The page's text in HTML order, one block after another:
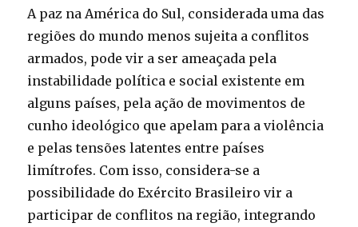
A paz na América do Sul, considerada uma das
regiões do mundo menos sujeita a conflitos
armados, pode vir a ser ameaçada pela
instabilidade política e social existente em
alguns países, pela ação de movimentos de
cunho ideológico que apelam para a violência
e pelas tensões latentes entre países
limítrofes. Com isso, considera-se a
possibilidade do Exército Brasileiro vir a
participar de conflitos na região, integrando